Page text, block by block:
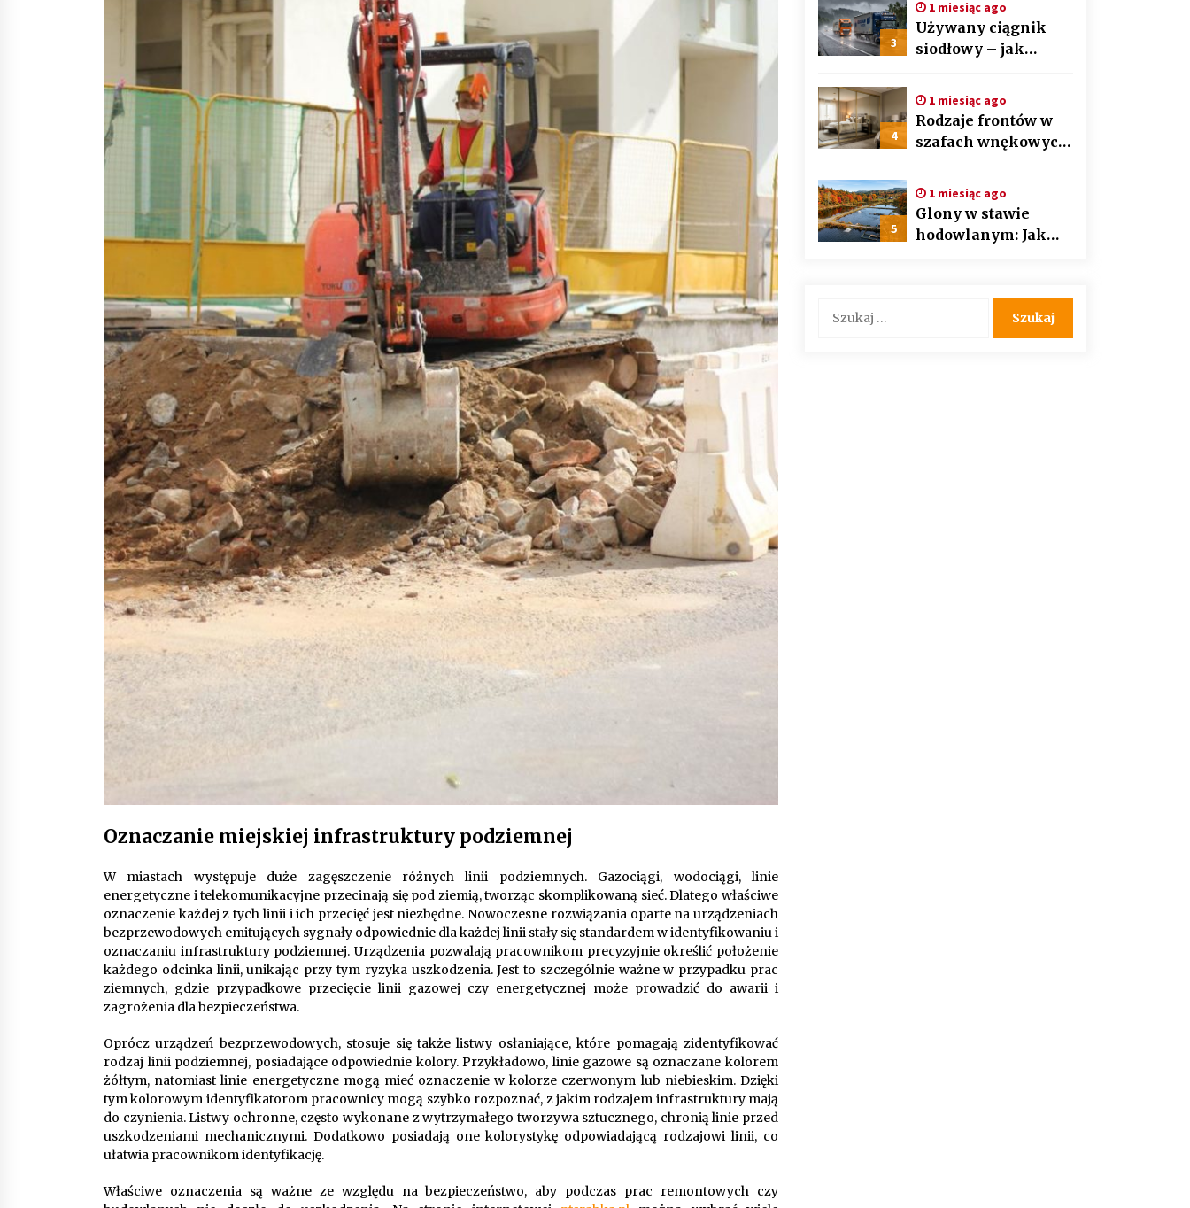
Oznaczanie miejskiej infrastruktury podziemnej
W miastach występuje duże zagęszczenie różnych linii podziemnych. Gazociągi, wodociągi, linie
energetyczne i telekomunikacyjne przecinają się pod ziemią, tworząc skomplikowaną sieć. Dlatego właściwe
oznaczenie każdej z tych linii i ich przecięć jest niezbędne. Nowoczesne rozwiązania oparte na urządzeniach
bezprzewodowych emitujących sygnały odpowiednie dla każdej linii stały się standardem w identyfikowaniu i
oznaczaniu infrastruktury podziemnej. Urządzenia pozwalają pracownikom precyzyjnie określić położenie
każdego odcinka linii, unikając przy tym ryzyka uszkodzenia. Jest to szczególnie ważne w przypadku prac
ziemnych, gdzie przypadkowe przecięcie linii gazowej czy energetycznej może prowadzić do awarii i
zagrożenia dla bezpieczeństwa.
Oprócz urządzeń bezprzewodowych, stosuje się także listwy osłaniające, które pomagają zidentyfikować
rodzaj linii podziemnej, posiadające odpowiednie kolory. Przykładowo, linie gazowe są oznaczane kolorem
żółtym, natomiast linie energetyczne mogą mieć oznaczenie w kolorze czerwonym lub niebieskim. Dzięki
tym kolorowym identyfikatorom pracownicy mogą szybko rozpoznać, z jakim rodzajem infrastruktury mają
do czynienia. Listwy ochronne, często wykonane z wytrzymałego tworzywa sztucznego, chronią linie przed
uszkodzeniami mechanicznymi. Dodatkowo posiadają one kolorystykę odpowiadającą rodzajowi linii, co
ułatwia pracownikom identyfikację.
Właściwe oznaczenia są ważne ze względu na bezpieczeństwo, aby podczas prac remontowych czy
auto detailingu
3
1 miesiąc ago
Używany ciągnik
siodłowy – jak
przepłacić?
Przewodnik krok po
kroku
4
1 miesiąc ago
Rodzaje frontów w
szafach wnękowych
płyta laminowana?
5
1 miesiąc ago
Glony w stawie
hodowlanym: Jak
przywrócić
równowagę